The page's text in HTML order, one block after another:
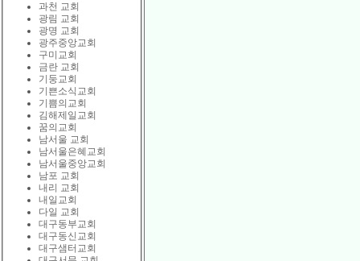
과천 교회
광림 교회
광명 교회
광주중앙교회
구미교회
금란 교회
기둥교회
기쁜소식교회
기쁨의교회
김해제일교회
꿈의교회
남서울 교회
남서울은혜교회
남서울중앙교회
남포 교회
내리 교회
내일교회
다일 교회
대구동부교회
대구동신교회
대구샘터교회